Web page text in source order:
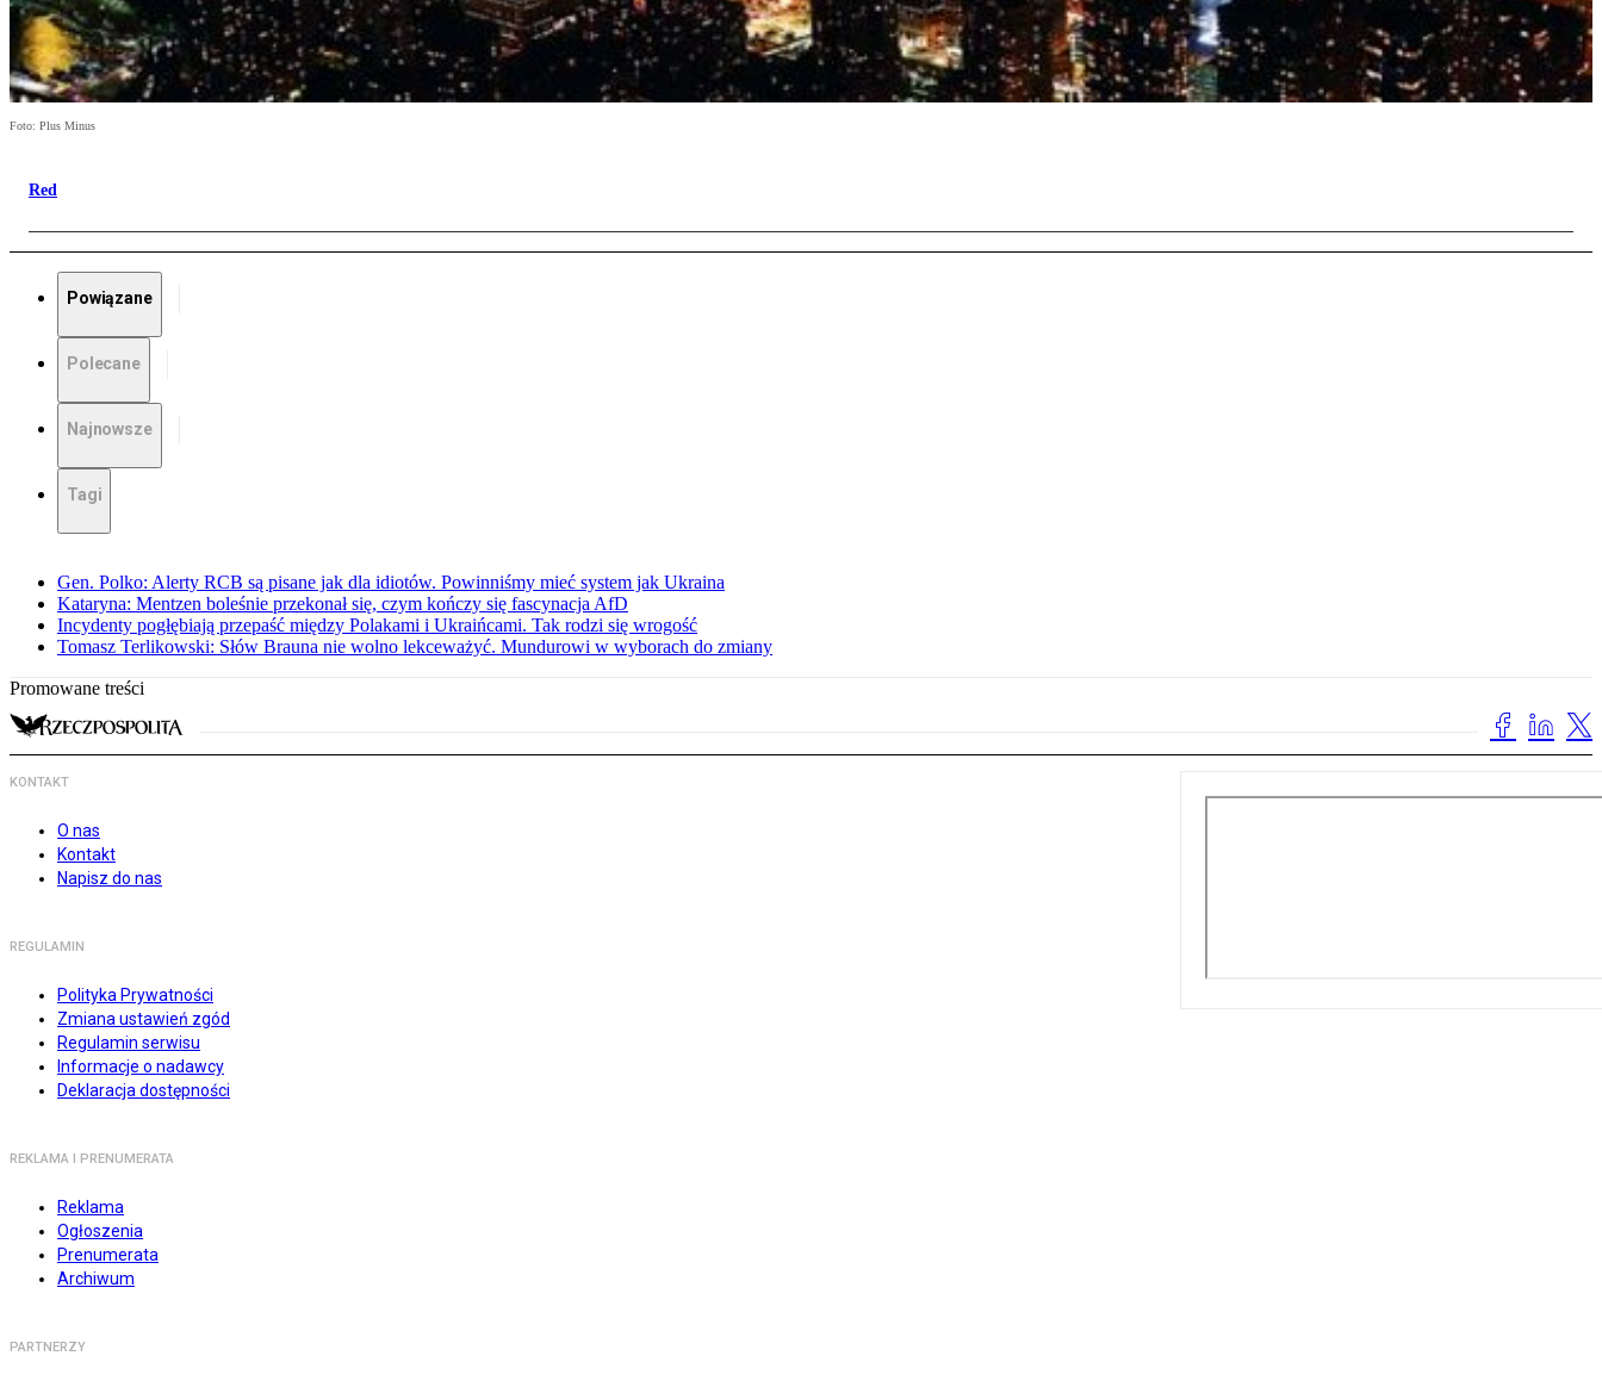
Foto: Plus Minus
Red
Powiązane
Polecane
Najnowsze
Tagi
Gen. Polko: Alerty RCB są pisane jak dla idiotów. Powinniśmy mieć system jak Ukraina
Kataryna: Mentzen boleśnie przekonał się, czym kończy się fascynacja AfD
Incydenty pogłębiają przepaść między Polakami i Ukraińcami. Tak rodzi się wrogość
Tomasz Terlikowski: Słów Brauna nie wolno lekceważyć. Mundurowi w wyborach do zmiany
Promowane treści
KONTAKT
O nas
Kontakt
Napisz do nas
REGULAMIN
Polityka Prywatności
Zmiana ustawień zgód
Regulamin serwisu
Informacje o nadawcy
Deklaracja dostępności
REKLAMA I PRENUMERATA
Reklama
Ogłoszenia
Prenumerata
Archiwum
PARTNERZY